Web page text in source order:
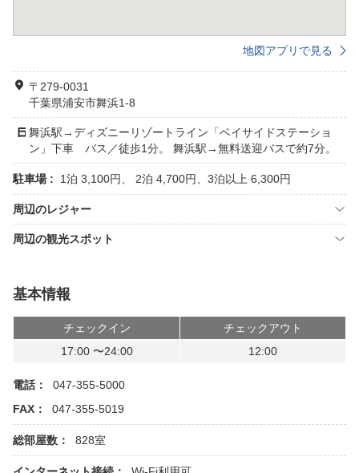
地図アプリで見る
〒279-0031
千葉県浦安市舞浜1-8
舞浜駅→ディズニーリゾートライン「ベイサイドステーショ
ン」下車 バス／徒歩1分。 舞浜駅→無料送迎バスで約7分。
駐車場 : 1泊 3,100円、 2泊 4,700円、3泊以上 6,300円
周辺のレジャー
周辺の観光スポット
基本情報
チェックイン
チェックアウト
17:00 〜24:00
12:00
電話：
047-355-5000
FAX：
047-355-5019
総部屋数： 828室